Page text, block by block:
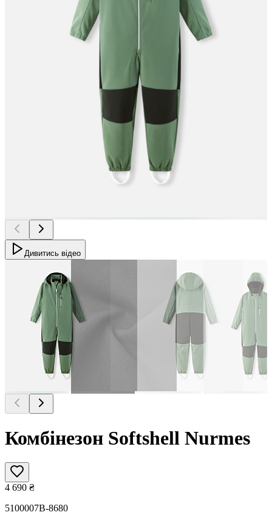
Дивитись відео
Комбінезон Softshell Nurmes
4 690 ₴
5100007B-8680